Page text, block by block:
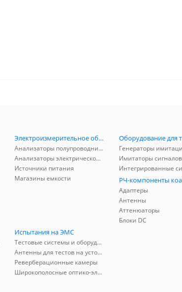
Электроизмерительное оборудование
Анализаторы полупроводников
Анализаторы электрической мощности
Источники питания
Магазины емкости
Имитаторы
Адаптеры
Антенны
Аттенюаторы
Блоки DC
Испытания на ЭМС
Тестовые системы и оборудование
Антенны для тестов на устойчивость к ЭМП
Реверберационные камеры
Широкополосные оптико-электрические линии